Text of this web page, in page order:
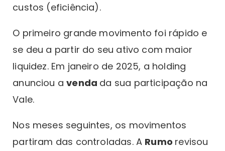
custos (eficiência).
O primeiro grande movimento foi rápido e
se deu a partir do seu ativo com maior
liquidez. Em janeiro de 2025, a holding
anunciou avenda da sua participação na
Vale.
Nos meses seguintes, os movimentos
partiram das controladas. A Rumo revisou